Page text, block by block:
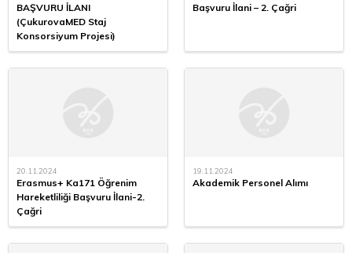
BAŞVURU İLANI
(ÇukurovaMED Staj
Konsorsiyum Projesi)
Başvuru İlani – 2. Çağri
20.11.2024
Erasmus+ Ka171 Öğrenim
Hareketliliği Başvuru İlani-2.
Çağri
19.11.2024
Akademik Personel Alımı